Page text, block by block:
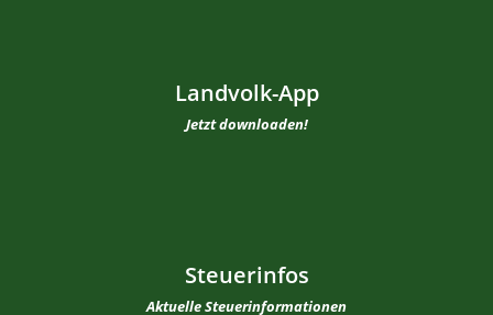
Landvolk-App
Jetzt downloaden!
Steuerinfos
Aktuelle Steuerinformationen